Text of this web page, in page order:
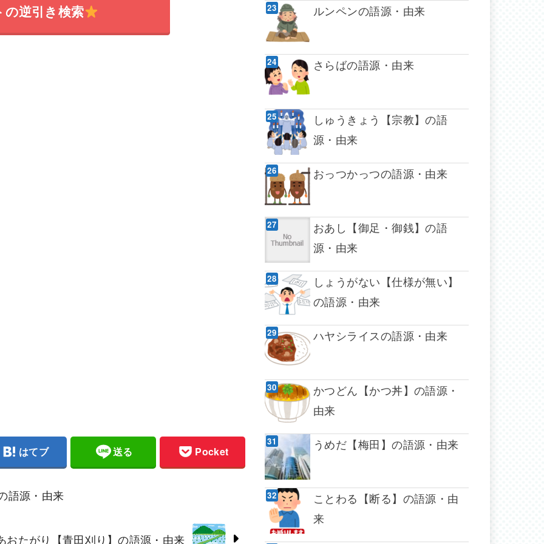
の逆引き検索
はてブ 送る Pocket
語源・由来
おたがり【青田刈り】の語源・由来
ルンペンの語源・由来
さらばの語源・由来
しゅうきょう【宗教】の語
源・由来
おっつかっつの語源・由来
おあし【御足・御銭】の語
源・由来
しょうがない【仕様が無い】
の語源・由来
ハヤシライスの語源・由来
かつどん【かつ丼】の語源・
由来
うめだ【梅田】の語源・由来
ことわる【断る】の語源・由
来